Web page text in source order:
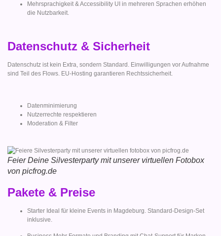
Mehrsprachigkeit & Accessibility UI in mehreren Sprachen erhöhen
die Nutzbarkeit.
Datenschutz & Sicherheit
Datenschutz ist kein Extra, sondern Standard. Einwilligungen vor Aufnahme
sind Teil des Flows. EU-Hosting garantieren Rechtssicherheit.
Datenminimierung
Nutzerrechte respektieren
Moderation & Filter
Feier Deine Silvesterparty mit unserer virtuellen Fotobox
von picfrog.de
Pakete & Preise
Starter Ideal für kleine Events in Magdeburg. Standard-Design-Set
inklusive.